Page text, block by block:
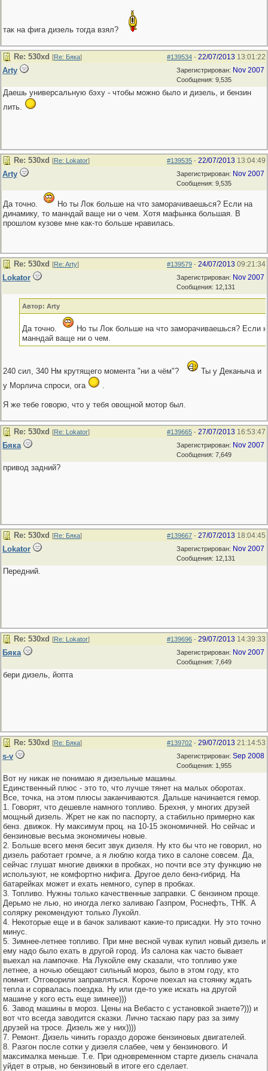
так на фига дизель тогда взял?
#139534 - 22/07/2013 13:01:22
Re: 530хd [Re: Бяка]
Зарегистрирован: Nov 2007
Сообщения: 9,535
Arty
Даешь универсальную бэху - чтобы можно было и дизель, и бензин
лить.
#139535 - 22/07/2013 13:04:49
Re: 530хd [Re: Lokator]
Зарегистрирован: Nov 2007
Сообщения: 9,535
Arty
Да точно.
Но ты Лок больше на что заморачиваешься? Если на
динамику, то манндай ваще ни о чем. Хотя мафынка большая. В
прошлом кузове мне как-то больше нравилась.
#139579 - 24/07/2013 09:21:34
Re: 530хd [Re: Arty]
Зарегистрирован: Nov 2007
Сообщения: 12,131
Lokator
Автор: Arty
Да точно.
Но ты Лок больше на что заморачиваешься? Если
манндай ваще ни о чем.
240 сил, 340 Нм крутящего момента "ни а чём"?
Ты у Деканыча и
у Морлича спроси, ога
.
Я же тебе говорю, что у тебя овощной мотор был.
#139665 - 27/07/2013 16:53:47
Re: 530хd [Re: Lokator]
Зарегистрирован: Nov 2007
Сообщения: 7,649
Бяка
привод задний?
#139667 - 27/07/2013 18:04:45
Re: 530хd [Re: Бяка]
Зарегистрирован: Nov 2007
Сообщения: 12,131
Lokator
Передний.
#139696 - 29/07/2013 14:39:33
Re: 530хd [Re: Lokator]
Зарегистрирован: Nov 2007
Сообщения: 7,649
Бяка
бери дизель, йопта
#139702 - 29/07/2013 21:14:53
Re: 530хd [Re: Бяка]
Зарегистрирован: Sep 2008
Сообщения: 1,955
s-v
Вот ну никак не понимаю я дизельные машины.
Единственный плюс - это то, что лучше тянет на малых оборотах.
Все, точка, на этом плюсы заканчиваются. Дальше начинается гемор.
1. Говорят, что дешевле намного топливо. Брехня, у многих друзей
мощный дизель. Жрет не как по паспорту, а стабильно примерно как
бенз. движок. Ну максимум проц. на 10-15 экономичней. Но сейчас и
бензиновые весьма экономичеы новые.
2. Больше всего меня бесит звук дизеля. Ну кто бы что не говорил, но
дизель работает громче, а я люблю когда тихо в салоне совсем. Да,
сейчас глушат многие движки в пробках, но почти все эту функцию не
используют, не комфортно нифига. Другое дело бенз-гибрид. На
батарейках может и ехать немного, супер в пробках.
3. Топливо. Нужны только качественные заправки. С бензином проще.
Дерьмо не лью, но иногда легко заливаю Газпром, Роснефть, ТНК. А
солярку рекомендуют только Лукойл.
4. Некоторые еще и в бачок заливают какие-то присадки. Ну это точно
минус.
5. Зимнее-летнее топливо. При мне весной чувак купил новый дизель и
ему надо было ехать в другой город. Из салона как часто бывает
выехал на лампочке. На Лукойле ему сказали, что топливо уже
летнее, а ночью обещают сильный мороз, было в этом году, кто
помнит. Отговорили заправляться. Короче поехал на стоянку ждать
тепла и сорвалась поездка. Ну или где-то уже искать на другой
машине у кого есть еще зимнее)))
6. Завод машины в мороз. Цены на Вебасто с установкой знаете?))) и
вот что всегда заводится сказки. Лично таскаю пару раз за зиму
друзей на тросе. Дизель же у них))))
7. Ремонт. Дизель чинить гораздо дороже бензиновых двигателей.
8. Разгон после сотки у дизеля слабее, чем у бензинового. И
максималка меньше. Т.е. При одновременном старте дизель сначала
уйдет в отрыв, но бензиновый в итоге его сделает.